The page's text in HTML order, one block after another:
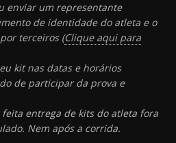
enviar um representante
de identidade do atleta e o
terceiros (Clique aqui para
kit nas datas e horários
de participar da prova e
entrega de kits do atleta fora
Nem após a corrida.